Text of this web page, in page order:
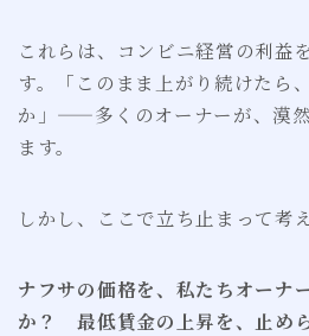
これらは、コンビニ経営の利益
す。「このまま上がり続けたら
か」——多くのオーナーが、漠
ます。
しかし、ここで立ち止まって考
ナフサの価格を、私たちオーナ
か？ 最低賃金の上昇を、止め